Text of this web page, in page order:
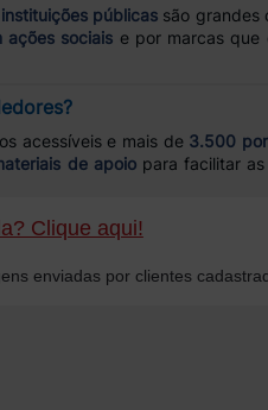
públicas são grandes
ações sociais e por marcas que
acessíveis e mais de 3.500
de apoiopara facilitar as
Clique aqui!
enviadas por clientes